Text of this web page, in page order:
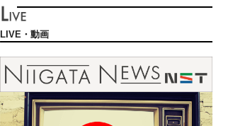
LIVE・動画